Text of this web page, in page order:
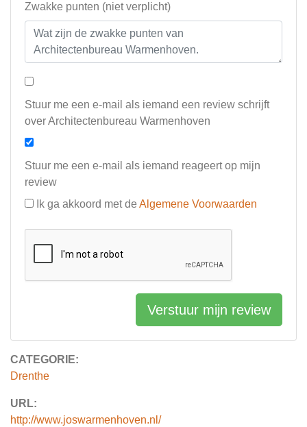
CATEGORIE:
Drenthe
URL:
http://www.joswarmenhoven.nl/
Zwakke punten (niet verplicht)
Stuur me een e-mail als iemand een review schrijft
over Architectenbureau Warmenhoven
Stuur me een e-mail als iemand reageert op mijn
review
Ik ga akkoord met de Algemene Voorwaarden
Verstuur mijn review